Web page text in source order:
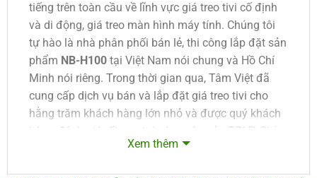
tiếng trên toàn cầu về lĩnh vực giá treo tivi cố định
và di động, giá treo màn hình máy tính. Chúng tôi
tự hào là nhà phân phối bán lẻ, thi công lắp đặt sản
phẩm NB-H100tại Việt Nam nói chung và Hồ Chí
Minh nói riêng. Trong thời gian qua, Tâm Việt đã
cung cấp dịch vụ bán và lắp đặt giá treo tivi cho
hằng trăm khách hàng lớn nhỏ và được quý khách
hàng đánh giá rất cao tại các quận của TP.Hồ Chí
Minh bao gồm Quận 1, Quận 3, Quận 4, Quận 5,
Xem thêm